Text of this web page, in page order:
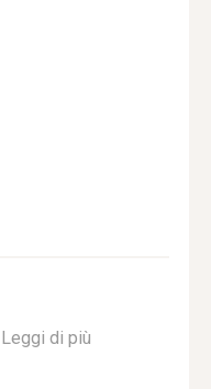
Leggi di più